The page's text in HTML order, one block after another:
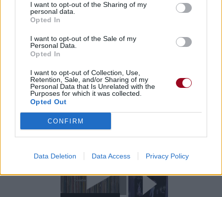
I want to opt-out of the Sharing of my
personal data.
Opted In
I want to opt-out of the Sale of my
Personal Data.
Opted In
I want to opt-out of Collection, Use,
Retention, Sale, and/or Sharing of my
Personal Data that Is Unrelated with the
Purposes for which it was collected.
Opted Out
CONFIRM
Data Deletion Data Access Privacy Policy
meilleur prix sur
Paroles + Traduction Téléchargement
Vidéos
Commentaires
Voir la vidéo de «House»